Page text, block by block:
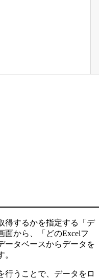
得するかを指定する「デ
面から、「どのExcelフ
ータベースからデータを
行うことで、データをロ